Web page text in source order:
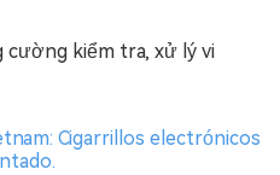
kiểm tra, xử lý vi
Cigarrillos electrónicos